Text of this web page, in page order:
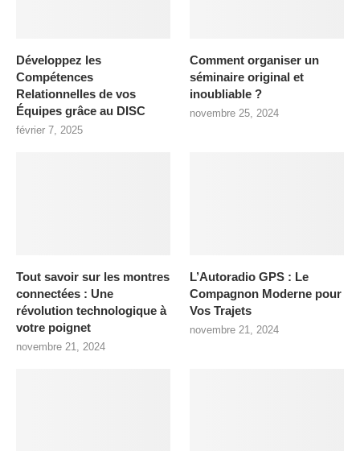
Développez les
Compétences
Relationnelles de vos
Équipes grâce au DISC
février 7, 2025
Comment organiser un
séminaire original et
inoubliable ?
novembre 25, 2024
Tout savoir sur les montres
connectées : Une
révolution technologique à
votre poignet
novembre 21, 2024
L’Autoradio GPS : Le
Compagnon Moderne pour
Vos Trajets
novembre 21, 2024